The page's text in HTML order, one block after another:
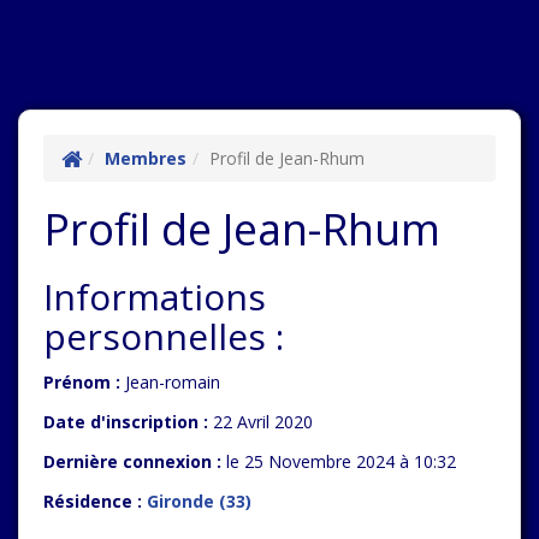
Membres Profil de Jean-Rhum
Profil de Jean-Rhum
Informations
personnelles :
Prénom : Jean-romain
Date d'inscription : 22 Avril 2020
Dernière connexion : le 25 Novembre 2024 à 10:32
Résidence : Gironde (33)